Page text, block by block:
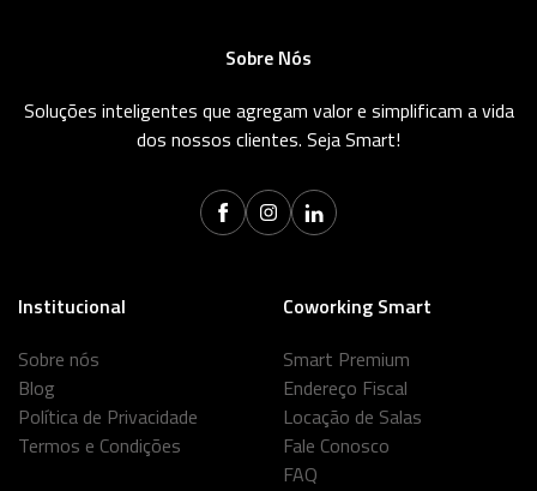
Sobre Nós
Soluções inteligentes que agregam valor e simplificam a vida
dos nossos clientes. Seja Smart!
Institucional
Sobre nós
Blog
Política de Privacidade
Termos e Condições
Coworking Smart
Smart Premium
Endereço Fiscal
Locação de Salas
Fale Conosco
FAQ